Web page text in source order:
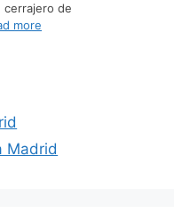
cerrajero de
more
Madrid